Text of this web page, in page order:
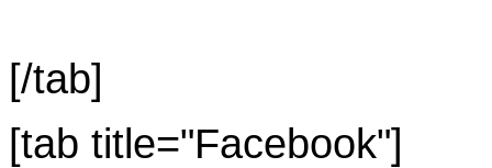
[/tab]
[tab title="Facebook"]